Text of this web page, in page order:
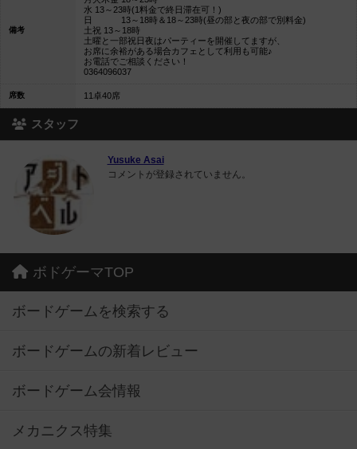
備考
水 13～23時(1料金で終日滞在可！)
日 13～18時＆18～23時(昼の部と夜の部で別料金)
土祝 13～18時
土曜と一部祝日夜はパーティーを開催してますが、
お席に余裕がある場合カフェとして利用も可能♪
お電話でご相談ください！
0364096037
席数 11卓40席
スタッフ
Yusuke Asai
コメントが登録されていません。
ボドゲーマTOP
ボードゲームを検索する
ボードゲームの新着レビュー
ボードゲーム会情報
メカニクス特集